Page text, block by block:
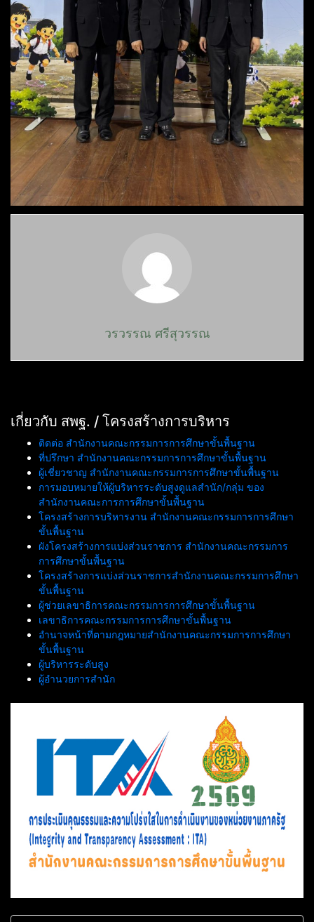
วรวรรณ ศรีสุวรรณ
เกี่ยวกับ สพฐ. / โครงสร้างการบริหาร
ติดต่อ สำนักงานคณะกรรมการการศึกษาขั้นพื้นฐาน
ที่ปรึกษา สำนักงานคณะกรรมการการศึกษาขั้นพื้นฐาน
ผู้เชี่ยวชาญ สำนักงานคณะกรรมการการศึกษาขั้นพื้นฐาน
การมอบหมายให้ผู้บริหารระดับสูงดูแลสำนัก/กลุ่ม ของ
สำนักงานคณะการการศึกษาขั้นพื้นฐาน
โครงสร้างการบริหารงาน สำนักงานคณะกรรมการการศึกษา
ขั้นพื้นฐาน
ผังโครงสร้างการแบ่งส่วนราชการ สำนักงานคณะกรรมการ
การศึกษาขั้นพื้นฐาน
โครงสร้างการแบ่งส่วนราชการสำนักงานคณะกรรมการศึกษา
ขั้นพื้นฐาน
ผู้ช่วยเลขาธิการคณะกรรมการการศึกษาขั้นพื้นฐาน
เลขาธิการคณะกรรมการการศึกษาขั้นพื้นฐาน
อำนาจหน้าที่ตามกฎหมายสำนักงานคณะกรรมการการศึกษา
ขั้นพื้นฐาน
ผู้บริหารระดับสูง
ผู้อำนวยการสำนัก